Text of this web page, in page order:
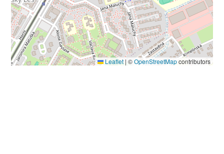
Leaflet | ©OpenStreetMapcontributors